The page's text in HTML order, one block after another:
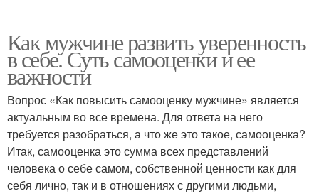
Как мужчине развить уверенность
в себе. Суть самооценки и ее
важности
Вопрос «Как повысить самооценку мужчине» является
актуальным во все времена. Для ответа на него
требуется разобраться, а что же это такое, самооценка?
Итак, самооценка это сумма всех представлений
человека о себе самом, собственной ценности как для
себя лично, так и в отношениях с другими людьми,